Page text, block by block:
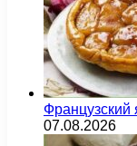
07.08.2026